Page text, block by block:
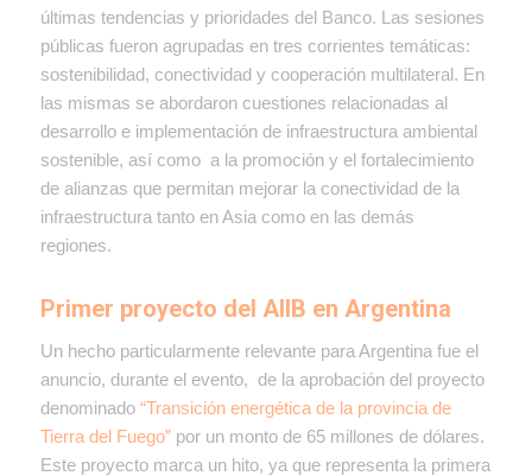
últimas tendencias y prioridades del Banco. Las sesiones
públicas fueron agrupadas en tres corrientes temáticas:
sostenibilidad, conectividad y cooperación multilateral. En
las mismas se abordaron cuestiones relacionadas al
desarrollo e implementación de infraestructura ambiental
sostenible, así como a la promoción y el fortalecimiento
de alianzas que permitan mejorar la conectividad de la
infraestructura tanto en Asia como en las demás
regiones.
Primer proyecto del AIIB en Argentina
Un hecho particularmente relevante para Argentina fue el
anuncio, durante el evento, de la aprobación del proyecto
denominado “Transición energética de la provincia de
Tierra del Fuego”por un monto de 65 millones de dólares.
Este proyecto marca un hito, ya que representa la primera